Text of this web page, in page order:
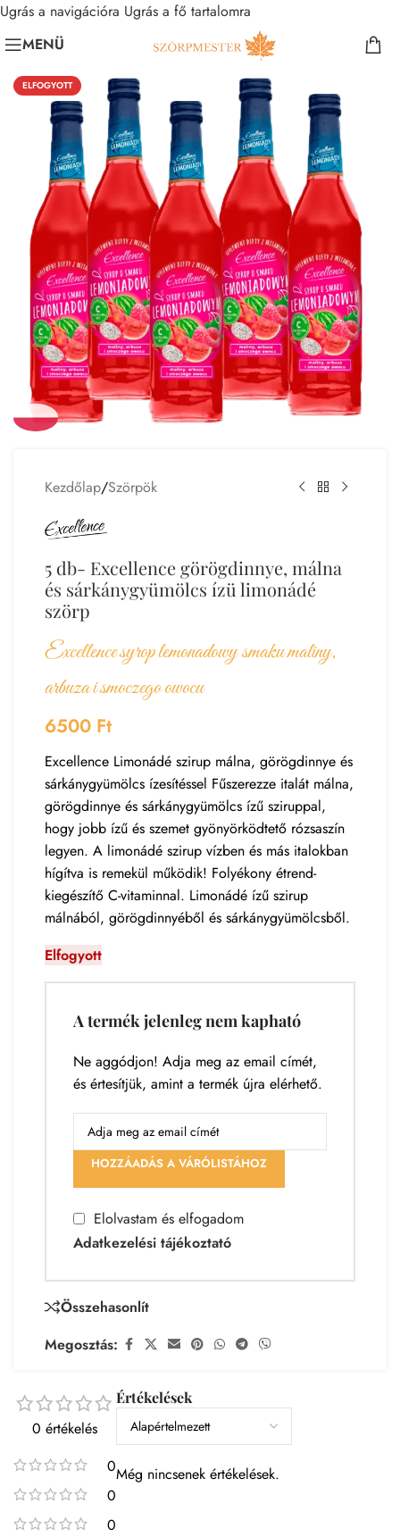
Ugrás a navigációra Ugrás a fő tartalomra
MENÜ
ELFOGYOTT
Kezdőlap/Szörpök
5 db- Excellence görögdinnye, málna
és sárkánygyümölcs ízü limonádé
szörp
Excellence syrop lemonadowy smaku maliny,
arbuza i smoczego owocu
6500 Ft
Excellence Limonádé szirup málna, görögdinnye és
sárkánygyümölcs ízesítéssel Fűszerezze italát málna,
görögdinnye és sárkánygyümölcs ízű sziruppal,
hogy jobb ízű és szemet gyönyörködtető rózsaszín
legyen. A limonádé szirup vízben és más italokban
hígítva is remekül működik! Folyékony étrend-
kiegészítő C-vitaminnal. Limonádé ízű szirup
málnából, görögdinnyéből és sárkánygyümölcsből.
Elfogyott
A termék jelenleg nem kapható
Ne aggódjon! Adja meg az email címét,
és értesítjük, amint a termék újra elérhető.
HOZZÁADÁS A VÁRÓLISTÁHOZ
Elolvastam és elfogadom
Adatkezelési tájékoztató
Összehasonlít
Megosztás:
0 értékelés
0
0
0
Értékelések
Még nincsenek értékelések.